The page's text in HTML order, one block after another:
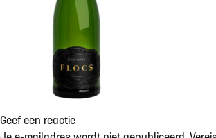
Geef een reactie